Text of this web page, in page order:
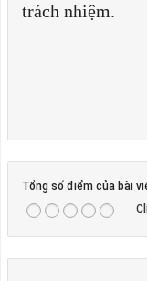
trách nhiệm.
Tổng số điểm của bài